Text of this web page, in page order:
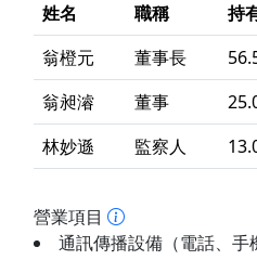
姓名
職稱 持
翁橙元
董事長
翁昶濬
董事
林妙遜
監察人
營業項目
通訊傳播設備（電話、